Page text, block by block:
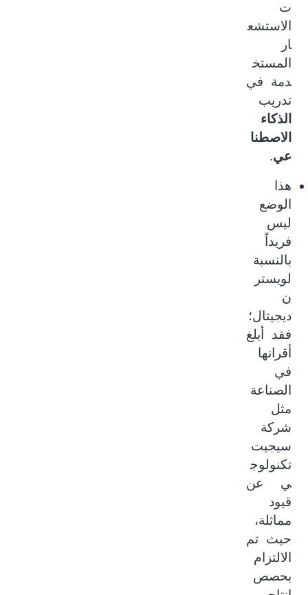
الاستشع
المستخ
دمة في
تدريب
الذكاء
الاصطنا
عي.
هذا
الوضع
ليس
فريداً
بالنسبة
لويستر
ديجيتال؛
فقد أبلغ
أقرانها
في
الصناعة
مثل
شركة
سيجيت
تكنولوج
ي عن
قيود
مماثلة،
حيث تم
الالتزام
بحصص